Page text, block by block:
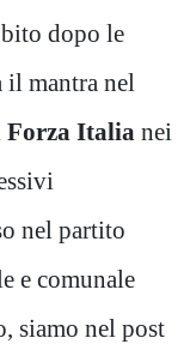
dopo le
il mantra nel
Forza Italia nei
nel partito
e comunale
siamo nel post